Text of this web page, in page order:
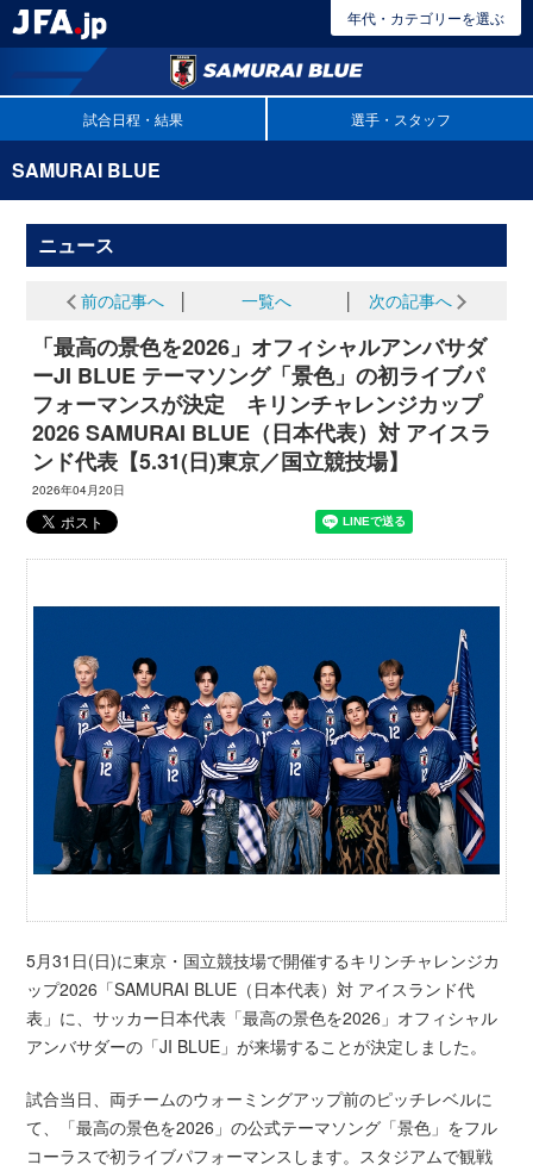
年代・カテゴリーを選ぶ
試合日程・結果 選手・スタッフ
SAMURAI BLUE
ニュース
前の記事へ 一覧へ 次の記事へ
「最高の景色を2026」オフィシャルアンバサダ
ーJI BLUE テーマソング「景色」の初ライブパ
フォーマンスが決定 キリンチャレンジカップ
2026 SAMURAI BLUE（日本代表）対 アイスラ
ンド代表【5.31(日)東京／国立競技場】
2026年04月20日
5月31日(日)に東京・国立競技場で開催するキリンチャレンジカ
ップ2026「SAMURAI BLUE（日本代表）対 アイスランド代
表」に、サッカー日本代表「最高の景色を2026」オフィシャル
アンバサダーの「JI BLUE」が来場することが決定しました。
試合当日、両チームのウォーミングアップ前のピッチレベルに
て、「最高の景色を2026」の公式テーマソング「景色」をフル
コーラスで初ライブパフォーマンスします。スタジアムで観戦